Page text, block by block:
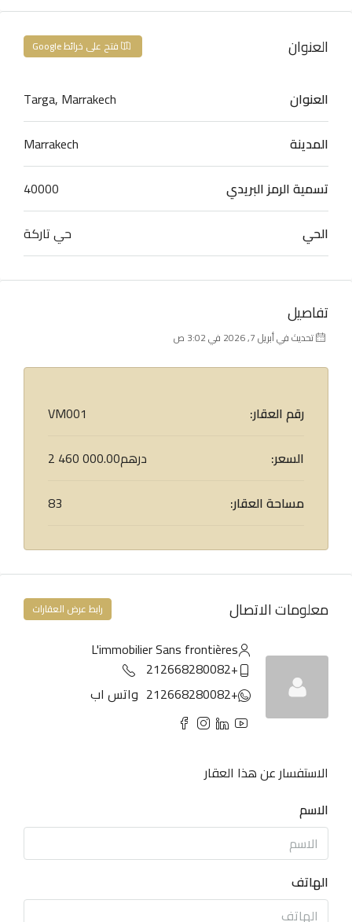
العنوان فتح على خرائط Google
العنوان
Targa, Marrakech
المدينة
Marrakech
تسمية الرمز البريدي
40000
الحي
حي تاركة
تفاصيل
تحديث في أبريل 7, 2026 في 3:02 ص
رقم العقار:
VM001
السعر:
2 460 000.00درهم
مساحة العقار:
83
معلومات الاتصال رابط عرض العقارات
L'immobilier Sans frontières
+212668280082
+212668280082
واتس اب
الاستفسار عن هذا العقار
الاسم
الهاتف